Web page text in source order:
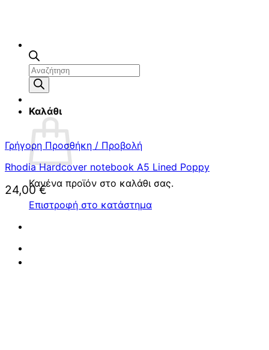
Αναζήτηση
προϊόντων
Καλάθι
Κανένα προϊόν στο καλάθι σας.
Επιστροφή στο κατάστημα
Γρήγορη Προσθήκη / Προβολή
Rhodia Hardcover notebook A5 Lined Poppy
24,00€